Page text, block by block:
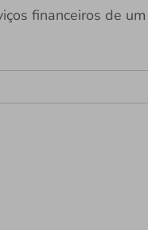
financeiros de